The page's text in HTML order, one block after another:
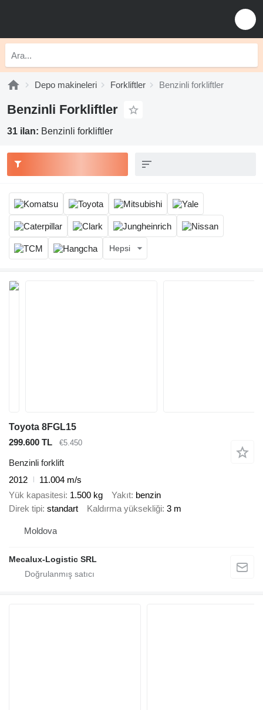
Depo makineleri Forkliftler Benzinli forkliftler
Benzinli Forkliftler
31 ilan: Benzinli forkliftler
Hepsi
Toyota 8FGL15
299.600 TL
€5.450
Benzinli forklift
2012
11.004 m/s
Yük kapasitesi 1.500 kg Yakıt benzin
Direk tipi standart Kaldırma yüksekliği 3 m
Moldova
Mecalux-Logistic SRL